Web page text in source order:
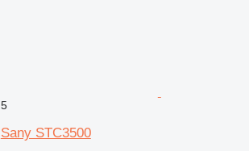
5
Sany STC3500